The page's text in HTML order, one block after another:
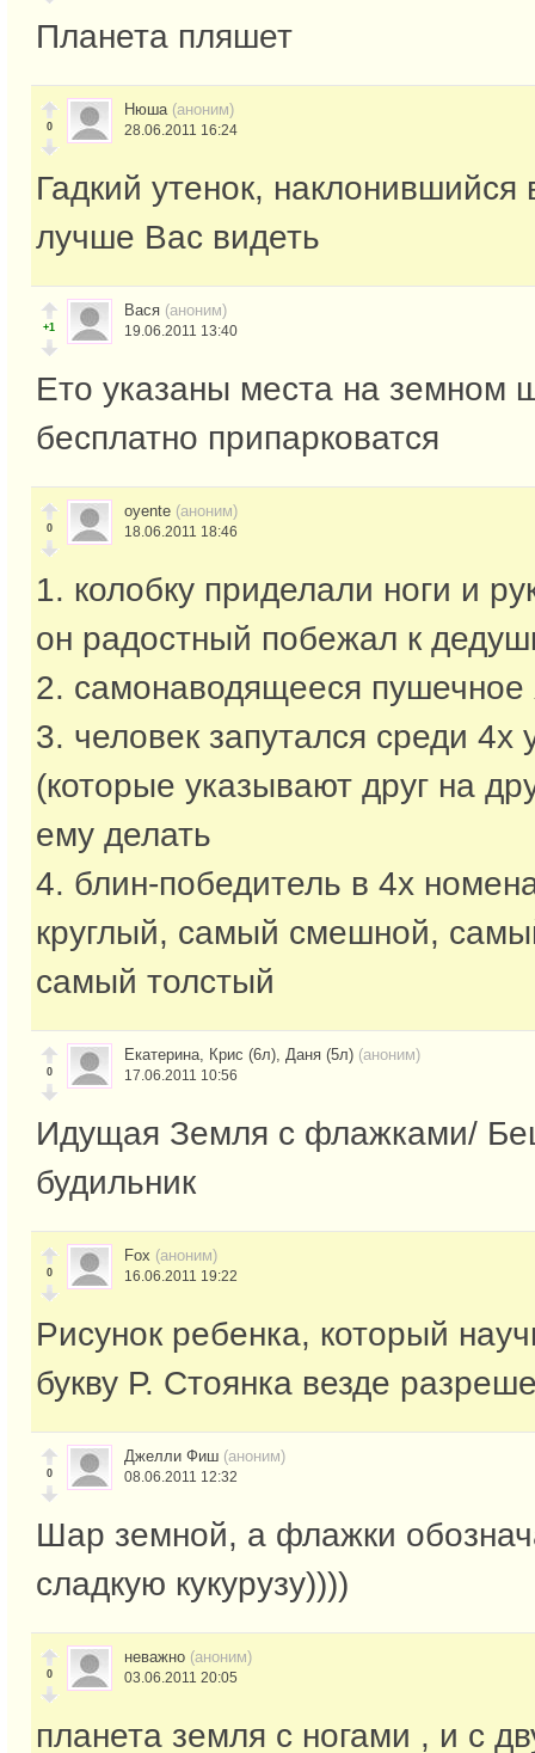
Планета пляшет
0
Нюша (аноним)
28.06.2011 16:24
Гадкий утенок,
лучше Вас видеть
+1
Вася (аноним)
19.06.2011 13:40
Ето указаны места на земном
бесплатно припарковатся
0
oyente (аноним)
18.06.2011 18:46
1. колобку приделали ноги и
он радостный побежал к
2. самонаводящееся пушечное
3. человек запутался среди 4х
(которые указывают друг на
ему делать
4. блин-победитель в 4х
круглый, самый смешной,
самый толстый
0
Екатерина, Крис (6л), Даня (5л) (аноним)
17.06.2011 10:56
Идущая Земля с флажками/
будильник
0
Fox (аноним)
16.06.2011 19:22
Рисунок ребенка, который
букву Р. Стоянка везде
0
Джелли Фиш (аноним)
08.06.2011 12:32
Шар земной, а флажки
сладкую кукурузу))))
0
неважно (аноним)
03.06.2011 20:05
планета земля с ногами , и с